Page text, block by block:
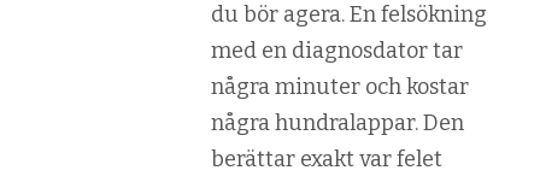
du bör agera. En felsökning
med en diagnosdator tar
några minuter och kostar
några hundralappar. Den
berättar exakt var felet